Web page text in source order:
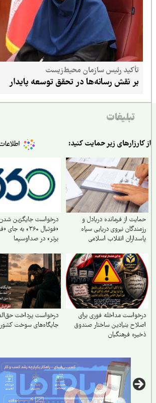
تأکید رئیس سازمان محیط‌زیست
بر نقش رسانه‌ها در تحقق توسعه پایدار
تبلیغات
زیر حمایت کنید:
از فرمانده دریادل و
نیروی دریایی سپاه
انقلاب اسلامی
درخواست جایگزین شدن برنامه
«فوتبال ۳۶۰» به جای «فوتبال
برتر» در صداوسیما
مداخله فوری برای
بنیادین ساختار صندوق
فرهنگیان
درخواست پرداخت حق‌العمل
جایگاه‌های سوخت کشور